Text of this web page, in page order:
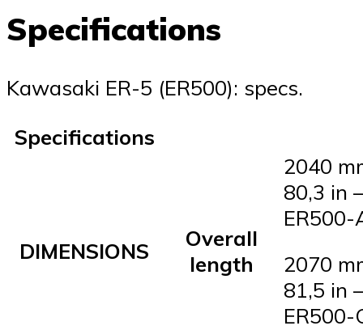
Specifications
Kawasaki ER-5 (ER500): specs.
Specifications
DIMENSIONS
Overall
length
2040
80,3 in –
ER500-
2070
81,5 in –
ER500-